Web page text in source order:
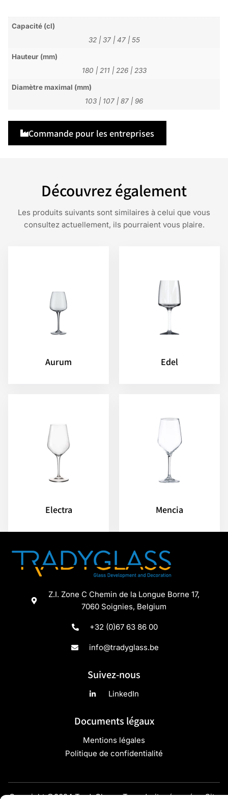
Capacité (cl)
32| 37| 47| 55
Hauteur (mm)
180 | 211| 226| 233
Diamètre maximal (mm)
103 | 107 | 87 | 96
Commande pour les entreprises
Découvrez également
Les produits suivants sont similaires à celui que vous
consultez actuellement, ils pourraient vous plaire.
Aurum Edel
Electra Mencia
Z.I. Zone C Chemin de la Longue Borne 17,
7060 Soignies, Belgium
+32 (0)67 63 86 00
info@tradyglass.be
Suivez-nous
LinkedIn
Documents légaux
Mentions légales
Politique de confidentialité
Copyright ©2024 TradyGlass - Tous droits réservés - Site